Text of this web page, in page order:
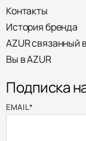
Контакты
История бренда
AZUR связанный
Вы в AZUR
Подписка
EMAIL*